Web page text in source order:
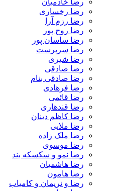
رضا خادمیان
رضا رخساری
رضا رزم آرا
رضا روح پور
رضا ساسان پور
رضا سرپرست
رضا شیری
رضا صادقی
رضا صادقی بنام
رضا فرهادی
رضا قائمی
رضا قندهاری
رضا کاظم دینان
رضا ملایی
رضا ملک زاده
رضا موسوی
رضا نمو و سکسکه بند
رضا هاشمیان
رضا هامون
رضا و نریمان و کامیاب